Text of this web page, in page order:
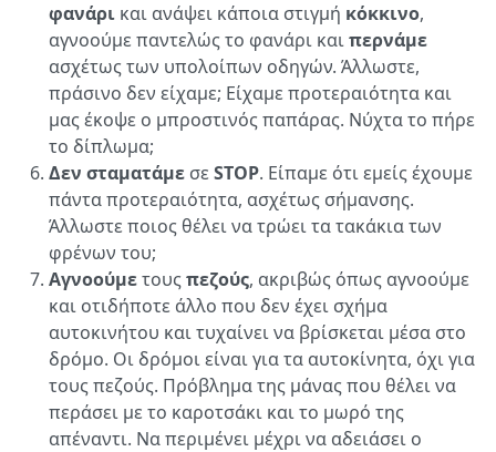
φανάρι και ανάψει κάποια στιγμή κόκκινο,
αγνοούμε παντελώς το φανάρι καιπερνάμε
ασχέτως των υπολοίπων οδηγών. Άλλωστε,
πράσινο δεν είχαμε; Είχαμε προτεραιότητα και
μας έκοψε ο μπροστινός παπάρας. Νύχτα το πήρε
το δίπλωμα;
Δεν σταματάμε σε STOP. Είπαμε ότι εμείς έχουμε
πάντα προτεραιότητα, ασχέτως σήμανσης.
Άλλωστε ποιος θέλει να τρώει τα τακάκια των
φρένων του;
Αγνοούμετουςπεζούς, ακριβώς όπως αγνοούμε
και οτιδήποτε άλλο που δεν έχει σχήμα
αυτοκινήτου και τυχαίνει να βρίσκεται μέσα στο
δρόμο. Οι δρόμοι είναι για τα αυτοκίνητα, όχι για
τους πεζούς. Πρόβλημα της μάνας που θέλει να
περάσει με το καροτσάκι και το μωρό της
απέναντι. Να περιμένει μέχρι να αδειάσει ο